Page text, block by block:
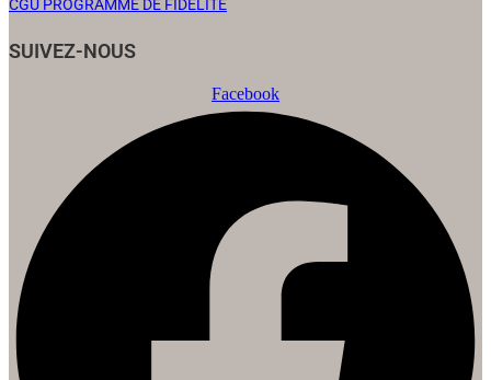
CGU PROGRAMME DE FIDÉLITÉ
SUIVEZ-NOUS
Facebook